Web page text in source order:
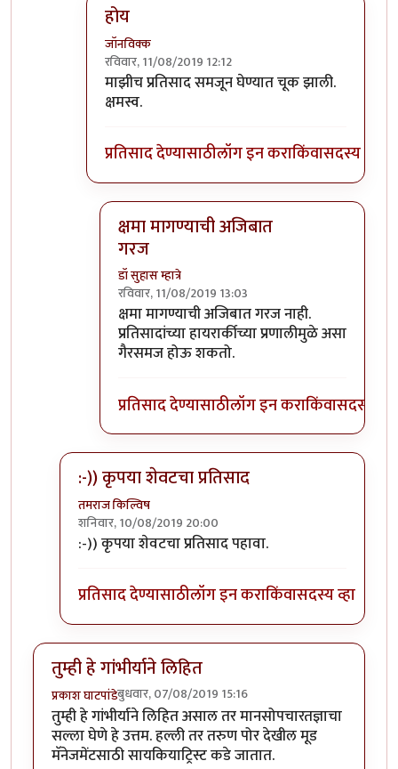
होय
जॉनविक्क
रविवार, 11/08/2019 12:12
In reply toप्रतिसादांची हायरार्की पाहिलीby
माझीच प्रतिसाद समजून घेण्यात चूक झाली.
क्षमस्व.
प्रतिसाद देण्यासाठीलॉग इन कराकिंवासदस्य व्हा
क्षमा मागण्याची अजिबात
गरज
डॉ सुहास म्हात्रे
रविवार, 11/08/2019 13:03
In reply toहोयbyजॉनविक्क
क्षमा मागण्याची अजिबात गरज नाही.
प्रतिसादांच्या हायरार्कीच्या प्रणालीमुळे असा
गैरसमज होऊ शकतो.
प्रतिसाद देण्यासाठीलॉग इन कराकिंवासदस्य व्हा
:-)) कृपया शेवटचा प्रतिसाद
तमराज किल्विष
शनिवार, 10/08/2019 20:00
In reply toगीता मला फार आवडायची. खूप
:-)) कृपया शेवटचा प्रतिसाद पहावा.
प्रतिसाद देण्यासाठीलॉग इन कराकिंवासदस्य व्हा
तुम्ही हे गांभीर्याने लिहित
प्रकाश घाटपांडेबुधवार, 07/08/2019 15:16
तुम्ही हे गांभीर्याने लिहित असाल तर मानसोपचारतज्ञाचा
सल्ला घेणे हे उत्तम. हल्ली तर तरुण पोर देखील मूड
मॅनेजमेंटसाठी सायकियाट्रिस्ट कडे जातात.